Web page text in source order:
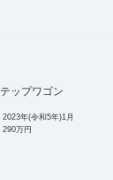
ップワゴン
年(令和5年)1月
290万円